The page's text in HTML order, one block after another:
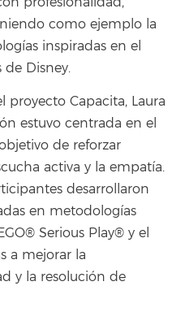
como ejemplo la
inspiradas en el
Disney.
proyecto Capacita, Laura
estuvo centrada en el
de reforzar
activa y la empatía.
desarrollaron
en metodologías
Serious Play® y el
a mejorar la
y la resolución de